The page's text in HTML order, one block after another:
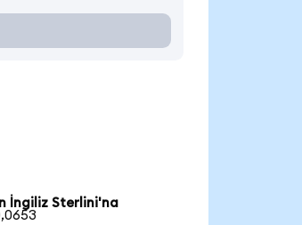
İngiliz Sterlini'na